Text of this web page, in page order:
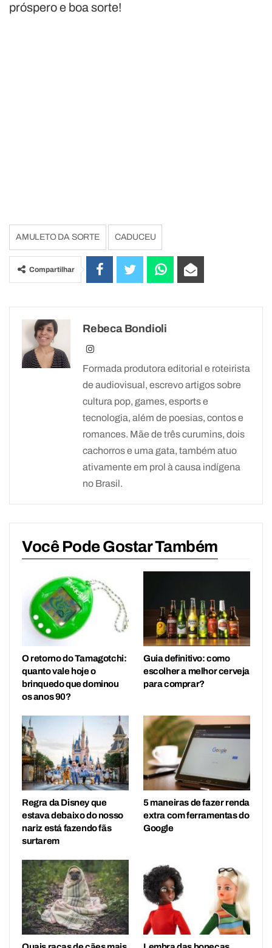
próspero e boa sorte!
AMULETO DA SORTE CADUCEU
Compartilhar
Rebeca Bondioli
Formada produtora editorial e roteirista
de audiovisual, escrevo artigos sobre
cultura pop, games, esports e
tecnologia, além de poesias, contos e
romances. Mãe de três curumins, dois
cachorros e uma gata, também atuo
ativamente em prol à causa indígena
no Brasil.
Você Pode Gostar Também
O retorno do Tamagotchi:
quanto vale hoje o
brinquedo que dominou
os anos 90?
Guia definitivo: como
escolher a melhor cerveja
para comprar?
Regra da Disney que
estava debaixo do nosso
nariz está fazendo fãs
surtarem
5 maneiras de fazer renda
extra com ferramentas do
Google